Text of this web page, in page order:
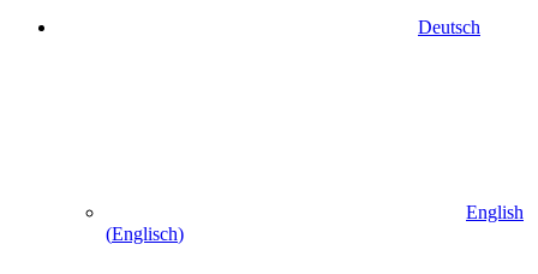
Deutsch
English
(Englisch)